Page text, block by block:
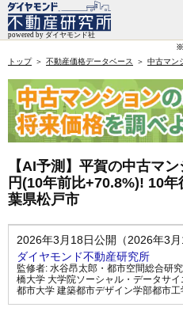
トップ 不動産価格データベース 中古マン
【AI予測】平賀の中古マ
円(10年前比+70.8%)! 10
葉県松戸市
2026年3月18日公開（2026年3月
ダイヤモンド不動産研究所
監修者: 水谷昂太郎・都市空間総合研
橋大学 大学院ソーシャル・データサ
都市大学 建築都市デザイン学部都市